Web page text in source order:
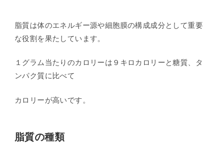
脂質は体のエネルギー源や細胞膜の構成成分として重要
な役割を果たしています。
１グラム当たりのカロリーは９キロカロリーと糖質、タ
ンパク質に比べて
カロリーが高いです。
脂質の種類